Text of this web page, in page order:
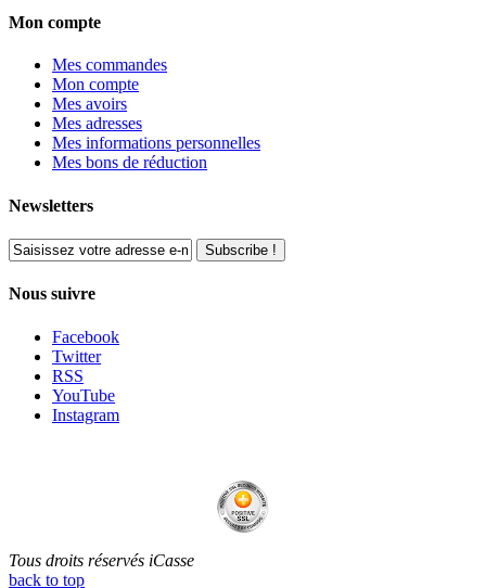
Mon compte
Mes commandes
Mon compte
Mes avoirs
Mes adresses
Mes informations personnelles
Mes bons de réduction
Newsletters
Subscribe !
Nous suivre
Facebook
Twitter
RSS
YouTube
Instagram
Tous droits réservés iCasse
back to top